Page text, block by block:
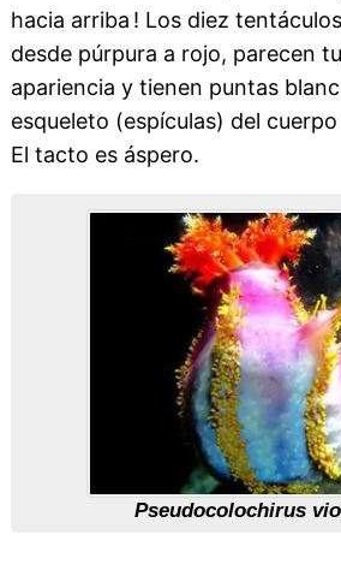
hacia arriba ! Los diez
desde púrpura a rojo, parecen
apariencia y tienen puntas
esqueleto (espículas) del
El tacto es áspero.
Pseudocolochirus